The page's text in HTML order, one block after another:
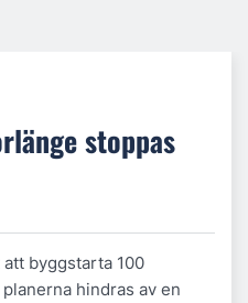
stoppas
byggstarta 100
hindras av en